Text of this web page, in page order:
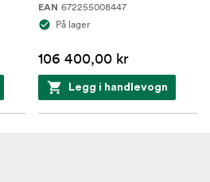
EAN 672255008447
På lager
106 400,00 kr
Legg i handlevogn